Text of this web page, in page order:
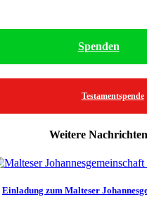
Spenden
Testamentspende
Weitere Nachrichten
Einladung zum Malteser